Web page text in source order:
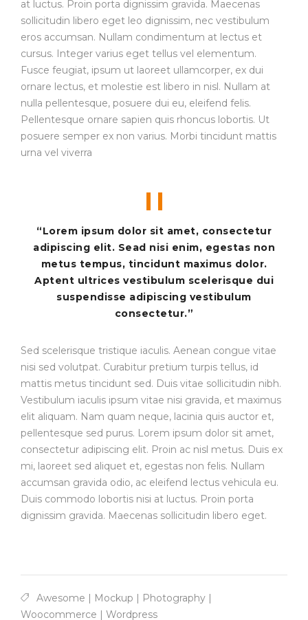
at luctus. Proin porta dignissim gravida. Maecenas
sollicitudin libero eget leo dignissim, nec vestibulum
eros accumsan. Nullam condimentum at lectus et
cursus. Integer varius eget tellus vel elementum.
Fusce feugiat, ipsum ut laoreet ullamcorper, ex dui
ornare lectus, et molestie est libero in nisl. Nullam at
nulla pellentesque, posuere dui eu, eleifend felis.
Pellentesque ornare sapien quis rhoncus lobortis. Ut
posuere semper ex non varius. Morbi tincidunt mattis
urna vel viverra
“Lorem ipsum dolor sit amet, consectetur
adipiscing elit. Sead nisi enim, egestas non
metus tempus, tincidunt maximus dolor.
Aptent ultrices vestibulum scelerisque dui
suspendisse adipiscing vestibulum
consectetur.”
Sed scelerisque tristique iaculis. Aenean congue vitae
nisi sed volutpat. Curabitur pretium turpis tellus, id
mattis metus tincidunt sed. Duis vitae sollicitudin nibh.
Vestibulum iaculis ipsum vitae nisi gravida, et maximus
elit aliquam. Nam quam neque, lacinia quis auctor et,
pellentesque sed purus. Lorem ipsum dolor sit amet,
consectetur adipiscing elit. Proin ac nisl metus. Duis ex
mi, laoreet sed aliquet et, egestas non felis. Nullam
accumsan gravida odio, ac eleifend lectus vehicula eu.
Duis commodo lobortis nisi at luctus. Proin porta
dignissim gravida. Maecenas sollicitudin libero eget.
Awesome | Mockup | Photography |
Woocommerce | Wordpress